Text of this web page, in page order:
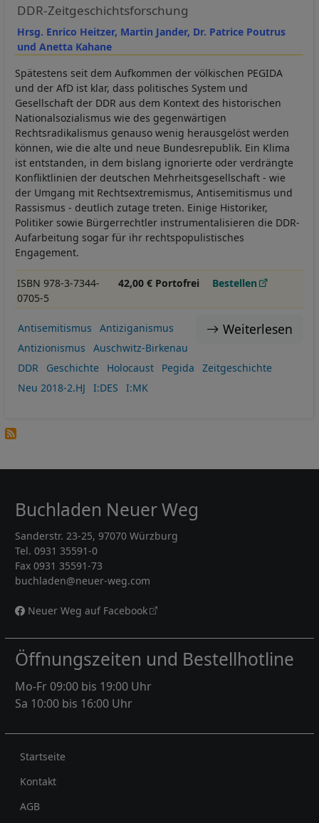
Hrsg. Enrico Heitzer, Martin Jander, Dr. Patrice Poutrus
und Anetta Kahane
DDR-Zeitgeschichtsforschung
Spätestens seit dem Aufkommen der völkischen PEGIDA
und der AfD ist klar, dass politisches System und
Gesellschaft der DDR aus dem Kontext des historischen
Nationalsozialismus wie des gegenwärtigen
Rechtsradikalismus genauso wenig herausgelöst werden
können, wie die alte und neue Bundesrepublik. Ein Klima
ist entstanden, in dem bislang ignorierte oder verdrängte
Konfliktlinien der deutschen Mehrheitsgesellschaft - wie
der Umgang mit Rechtsextremismus, Antisemitismus und
Rassismus - deutlich zutage treten. Einige Historiker,
Politiker sowie Bürgerrechtler instrumentalisieren die DDR-
Aufarbeitung sogar für ihr rechtspopulistisches
Engagement.
ISBN 978-3-7344-
0705-5
42,00 € Portofrei Bestellen
Weiterlesen
Antisemitismus
Antiziganismus
Antizionismus
Auschwitz-Birkenau
DDR
Geschichte Holocaust Pegida
Zeitgeschichte
Neu 2018-2.HJ
I:DES I:MK
Buchladen Neuer Weg
Sanderstr. 23-25, 97070 Würzburg
Tel. 0931 35591-0
Fax 0931 35591-73
buchladen@neuer-weg.com
Neuer Weg auf Facebook
Öffnungszeiten und Bestellhotline
Mo-Fr 09:00 bis 19:00 Uhr
Sa 10:00 bis 16:00 Uhr
Rechtliches
Startseite
Kontakt
AGB